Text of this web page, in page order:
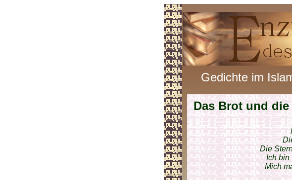
Gedichte im
Das Brot und die
Die
Ich bin
Mich